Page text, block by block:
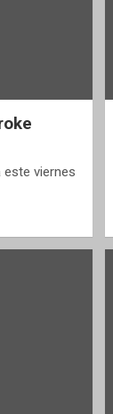
este viernes